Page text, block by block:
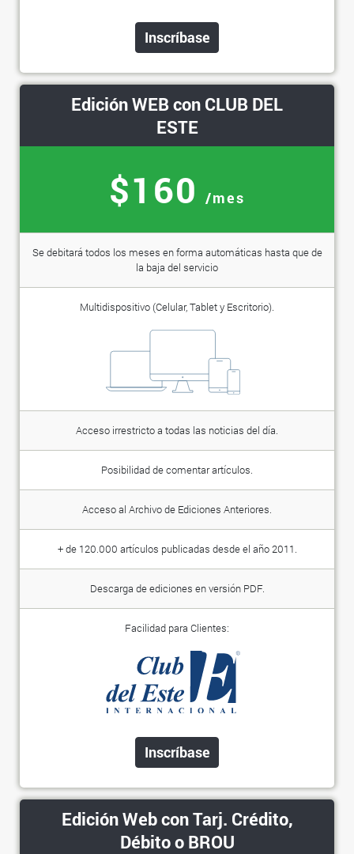
Inscríbase
Edición WEB con CLUB DEL
ESTE
$160 /mes
Se debitará todos los meses en forma automáticas hasta que de
la baja del servicio
Multidispositivo (Celular, Tablet y Escritorio).
Acceso irrestricto a todas las noticias del día.
Posibilidad de comentar artículos.
Acceso al Archivo de Ediciones Anteriores.
+ de 120.000 artículos publicadas desde el año 2011.
Descarga de ediciones en versión PDF.
Facilidad para Clientes:
Inscríbase
Edición Web con Tarj. Crédito,
Débito o BROU